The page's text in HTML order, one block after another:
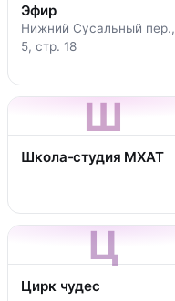
Эфир
Нижний Сусальный пер.,
5, стр. 18
Ш
Школа-студия МХАТ
Ц
Цирк чудес